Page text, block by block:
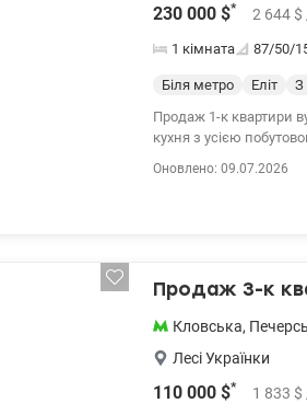
230 000 $* 2 644 $
1 кімната 87/50/
Біля метро Еліт З
Продаж 1-к квартири вул. Панаса Мирного 28а.
кухня з усією
Оновлено: 09.07.2026
Продаж 3-к
Кловська,
Лесі Українки
110 000 $* 1 833 $